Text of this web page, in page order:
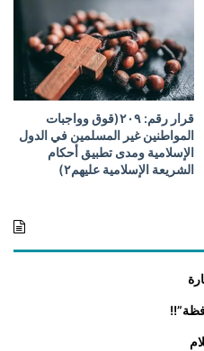
قرار رقم: ۲۰۹(قوق وواجبات
المواطنين غير المسلمين في الدول
الإسلامية ومدى تطبيق أحكام
الشريعة الإسلامية عليهم۲)